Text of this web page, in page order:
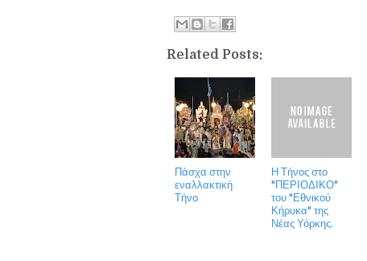
Related Posts:
Πάσχα στην
εναλλακτική
Τήνο
Η Τήνος στο
"ΠΕΡΙΟΔΙΚΟ"
του "Εθνικού
Κήρυκα" της
Νέας Υόρκης.